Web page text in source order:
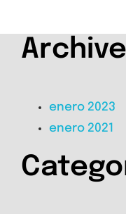
enero 2023
enero 2021